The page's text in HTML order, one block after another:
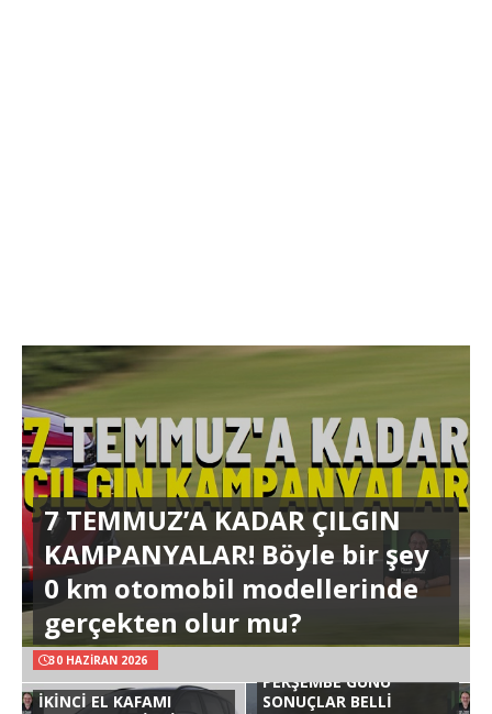
7 TEMMUZ’A KADAR ÇILGIN
KAMPANYALAR! Böyle bir şey
0 km otomobil modellerinde
gerçekten olur mu?
30 HAZIRAN 2026
İKİNCİ EL KAFAMI
PERŞEMBE GÜNÜ
SONUÇLAR BELLİ